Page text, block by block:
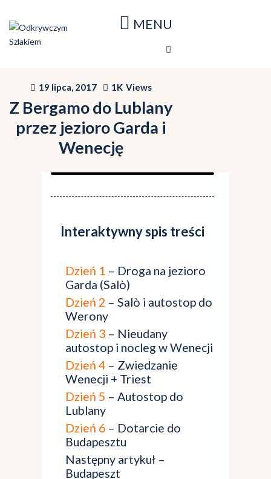
19 lipca, 2017 1K Views
Z Bergamo do Lublany
przez jezioro Garda i
Wenecję
Strona główna
Mapa podróży
O stronie
Interaktywny spis treści
Dzień 1– Droga na jezioro
Garda (Salò)
Dzień 2 – Salò i autostop do
Werony
Dzień 3– Nieudany
autostop i nocleg w Wenecji
Dzień 4– Zwiedzanie
Wenecji + Triest
Dzień 5 – Autostop do
Lublany
Dzień 6– Dotarcie do
Budapesztu
Następny artykuł –
Budapeszt